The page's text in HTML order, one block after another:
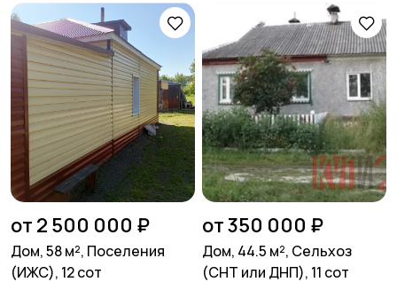
от 2 500 000 ₽
Дом, 58 м², Поселения
(ИЖС), 12 сот
от 350 000 ₽
Дом, 44.5 м², Сельхоз
(СНТ или ДНП), 11 сот